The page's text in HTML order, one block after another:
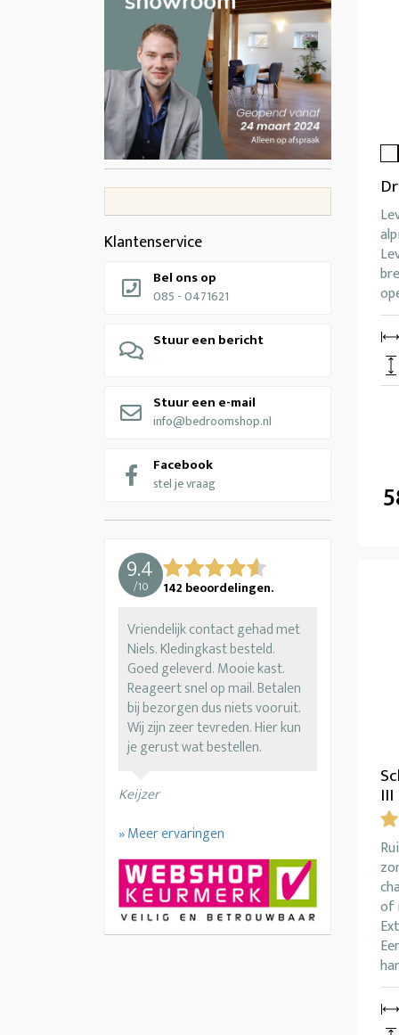
Klantenservice
Bel ons op
085 - 0471621
Stuur een bericht
Stuur een e-mail
info@bedroomshop.nl
Facebook
stel je vraag
9.4
/10 142 beoordelingen.
Vriendelijk contact gehad met
Niels. Kledingkast besteld.
Goed geleverd. Mooie kast.
Reageert snel op mail. Betalen
bij bezorgen dus niets vooruit.
Wij zijn zeer tevreden. Hier kun
je gerust wat bestellen.
Keijzer
» Meer ervaringen
III
of